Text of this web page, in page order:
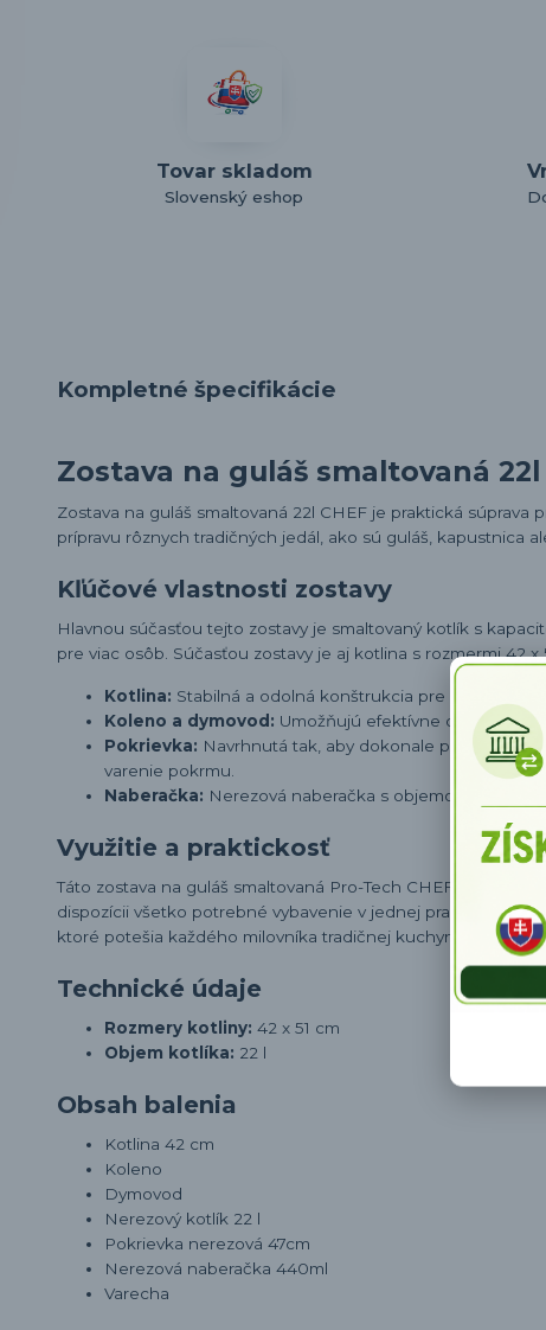
Tovar skladom
Slovenský eshop
Kompletné špecifikácie
Zostava na guláš smaltovaná 22l
Zostava na guláš smaltovaná 22l CHEF je praktická
prípravu rôznych tradičných jedál, ako sú guláš, kapustnica
Kľúčové vlastnosti zostavy
Hlavnou súčasťou tejto zostavy je smaltovaný kotlík s
pre viac osôb. Súčasťou zostavy je aj kotlina s rozmermi 42
Kotlina: Stabilná a odolná konštrukcia pre bezpečné
Koleno a dymovod: Umožňujú efektívne odvádzanie
Pokrievka: Navrhnutá tak, aby dokonale priliehala k
varenie pokrmu.
Naberačka: Nerezová naberačka s objemom 250 ml
Využitie a praktickosť
Táto zostava na guláš smaltovaná Pro-Tech CHEF je
dispozícii všetko potrebné vybavenie v jednej praktickej
ktoré potešia každého milovníka tradičnej kuchyne.
Technické údaje
Rozmery kotliny: 42 x 51 cm
Objem kotlíka: 22 l
Obsah balenia
Kotlina 42 cm
Koleno
Dymovod
Nerezový kotlík 22 l
Pokrievka nerezová 47cm
Nerezová naberačka 440ml
Varecha